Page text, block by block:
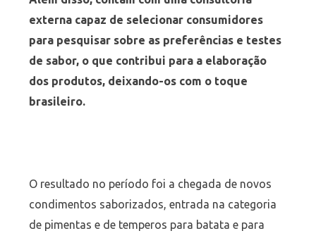
externa capaz de selecionar consumidores
para pesquisar sobre as preferências e testes
de sabor, o que contribui para a elaboração
dos produtos, deixando-os com o toque
brasileiro.
O resultado no período foi a chegada de novos
condimentos saborizados, entrada na categoria
de pimentas e de temperos para batata e para